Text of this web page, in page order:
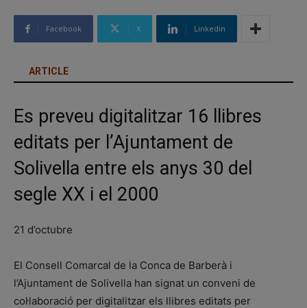
Facebook X Linkedin
ARTICLE
Es preveu digitalitzar 16 llibres
editats per l’Ajuntament de
Solivella entre els anys 30 del
segle XX i el 2000
21 d’octubre
El Consell Comarcal de la Conca de Barberà i
l’Ajuntament de Solivella han signat un conveni de
col·laboració per digitalitzar els llibres editats per